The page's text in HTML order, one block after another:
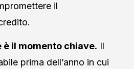
il
è il momento chiave. Il
prima dell’anno in cui